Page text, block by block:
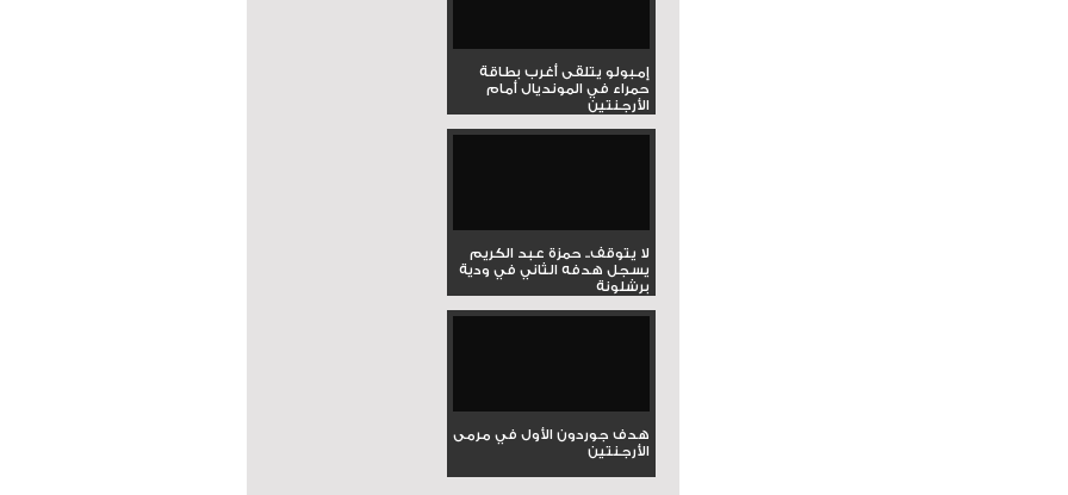
إمبولو يتلقى أغرب بطاقة
حمراء في المونديال أمام
الأرجنتين
لا يتوقف.. حمزة عبد الكريم
يسجل هدفه الثاني في ودية
برشلونة
هدف جوردون الأول في مرمى
الأرجنتين